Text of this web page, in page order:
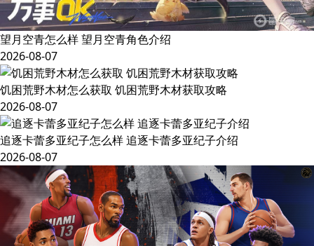
望月空青怎么样 望月空青角色介绍
2026-08-07
饥困荒野木材怎么获取 饥困荒野木材获取攻略
2026-08-07
追逐卡蕾多亚纪子怎么样 追逐卡蕾多亚纪子介绍
2026-08-07